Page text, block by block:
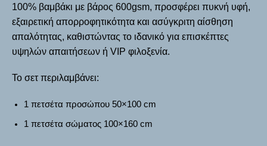
100% βαμβάκι με βάρος 600gsm, προσφέρει πυκνή υφή,
εξαιρετική απορροφητικότητα και ασύγκριτη αίσθηση
απαλότητας, καθιστώντας το ιδανικό για επισκέπτες
υψηλών απαιτήσεων ή VIP φιλοξενία.
Το σετ περιλαμβάνει:
1 πετσέτα προσώπου 50×100 cm
1 πετσέτα σώματος 100×160 cm